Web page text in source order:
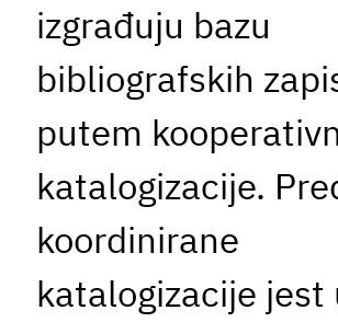
izgrađuju bazu
bibliografskih
putem
katalogizacije.
koordinirane
katalogizacije jest